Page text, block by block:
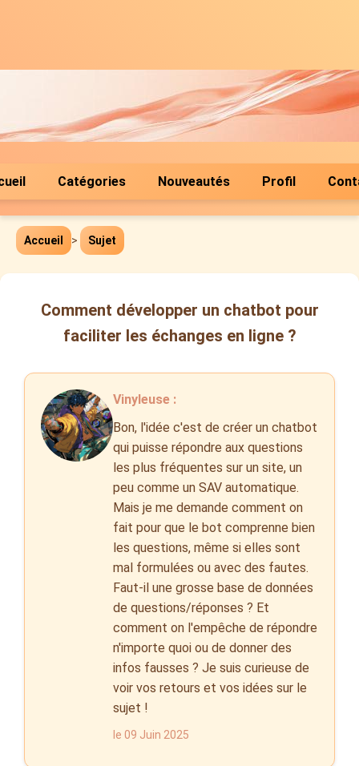
Catégories Nouveautés Profil
Accueil > Sujet
Comment développer un chatbot pour
faciliter les échanges en ligne ?
Vinyleuse :
Bon, l'idée c'est de créer un chatbot
qui puisse répondre aux questions
les plus fréquentes sur un site, un
peu comme un SAV automatique.
Mais je me demande comment on
fait pour que le bot comprenne bien
les questions, même si elles sont
mal formulées ou avec des fautes.
Faut-il une grosse base de données
de questions/réponses ? Et
comment on l'empêche de répondre
n'importe quoi ou de donner des
infos fausses ? Je suis curieuse de
voir vos retours et vos idées sur le
sujet !
le 09 Juin 2025